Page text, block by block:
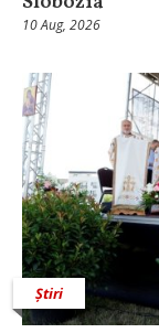
10 Aug, 2026
Știri